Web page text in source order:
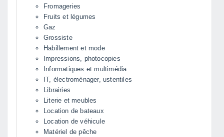
Fromageries
Fruits et légumes
Gaz
Grossiste
Habillement et mode
Impressions, photocopies
Informatiques et multimédia
IT, électromènager, ustentiles
Librairies
Literie et meubles
Location de bateaux
Location de véhicule
Matériel de pêche